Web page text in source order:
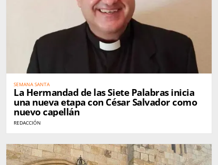
SEMANA SANTA
La Hermandad de las Siete Palabras inicia
una nueva etapa con César Salvador como
nuevo capellán
REDACCIÓN